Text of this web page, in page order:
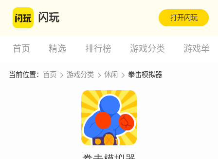
闪玩 打开闪玩
首页 精选 排行榜 游戏分类 游戏单
当前位置： 首页 游戏分类 休闲 拳击模拟器